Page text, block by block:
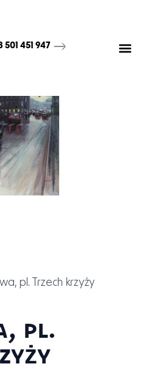
501 451 947
pl. Trzech krzyży